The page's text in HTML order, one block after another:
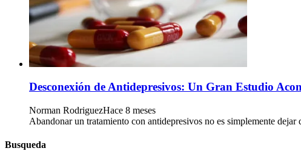
Desconexión de Antidepresivos: Un Gran Estudio
Norman RodriguezHace 8 meses
Abandonar un tratamiento con antidepresivos no es simplemente
Busqueda